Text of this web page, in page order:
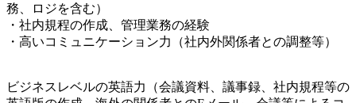
務、ロジを含む）
・社内規程の作成、管理業務の経験
・高いコミュニケーション力（社内外関係者との調整等）
ビジネスレベルの英語力（会議資料、議事録、社内規程等の